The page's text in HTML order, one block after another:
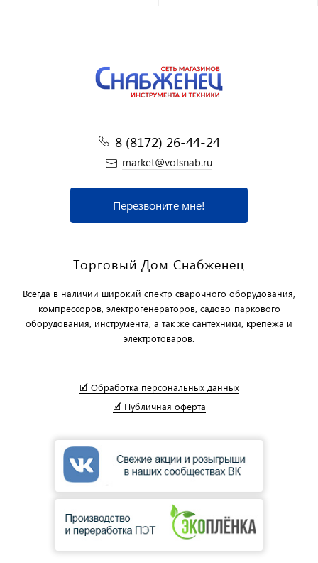
8 (8172) 26-44-24
market@volsnab.ru
Перезвоните мне!
Торговый Дом Снабженец
Всегда в наличии широкий спектр сварочного оборудования,
компрессоров, электрогенераторов, садово-паркового
оборудования, инструмента, а так же сантехники, крепежа и
электротоваров.
🗹 Обработка персональных данных
🗹 Публичная оферта